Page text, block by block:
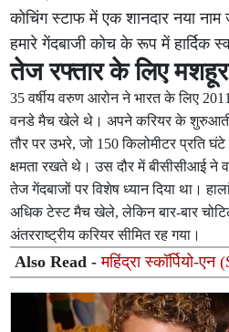
कोचिंग स्टाफ में एक शानदार नया
हमारे गेंदबाजी कोच के रूप में हार्दिक
तेज रफ्तार के लिए
35 वर्षीय वरुण आरोन ने भारत के लिए
वनडे मैच खेले थे। अपने करियर के शुरुआती
तौर पर उभरे, जो 150 किलोमीटर प्रति
क्षमता रखते थे। उस दौर में बीसीसीआई
तेज गेंदबाजों पर विशेष ध्यान दिया था।
अधिक टेस्ट मैच खेले, लेकिन बार-बार
अंतरराष्ट्रीय करियर सीमित रह गया।
Also Read -महिंद्रा स्कॉर्पियो-
होगी लॉन्च: नए लुक, हाइटेक
से होगी लैस